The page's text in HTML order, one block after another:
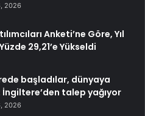
2026
Anketi’ne Göre, Yıl
29,21’e Yükseldi
başladılar, dünyaya
İngiltere’den talep yağıyor
2026